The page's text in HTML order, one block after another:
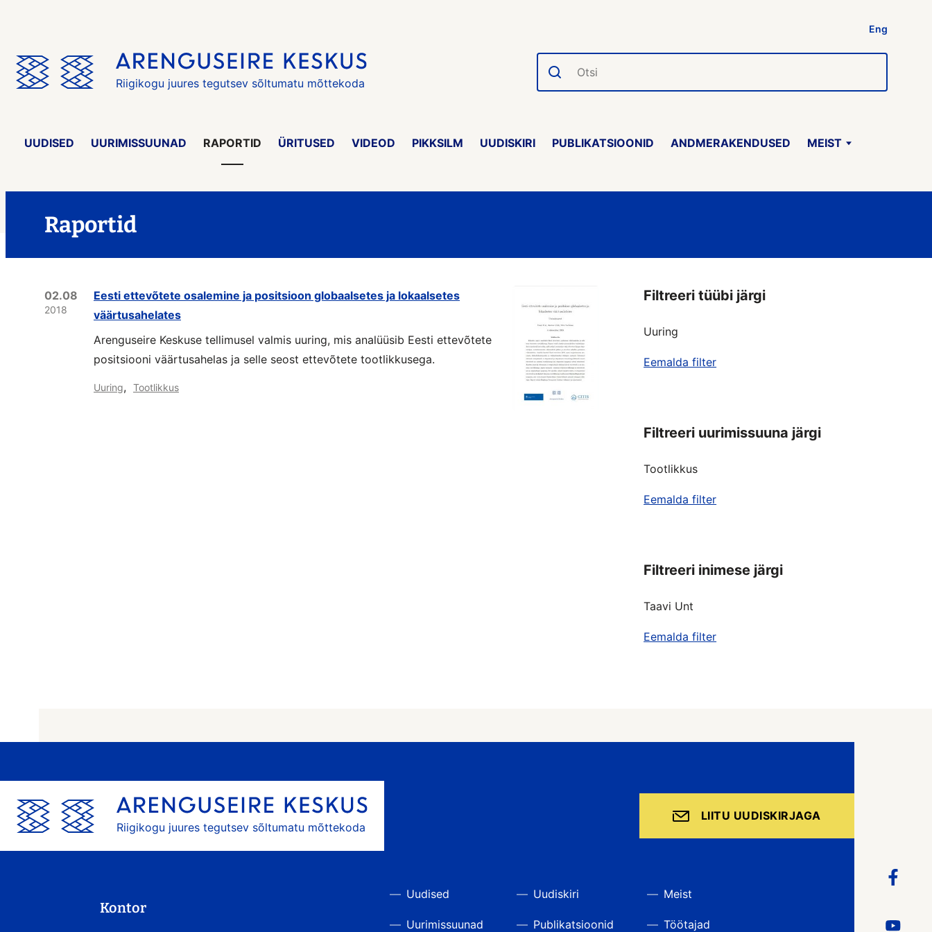
Eng
Riigikogu juures tegutsev sõltumatu mõttekoda
Otsi
UUDISED UURIMISSUUNAD RAPORTID ÜRITUSED VIDEOD PIKKSILM UUDISKIRI PUBLIKATSIOONID ANDMERAKENDUSED MEIST
Raportid
02.08
2018
Eesti ettevõtete osalemine ja positsioon globaalsetes ja lokaalsetes
väärtusahelates
Arenguseire Keskuse tellimusel valmis uuring, mis analüüsib Eesti ettevõtete
positsiooni väärtusahelas ja selle seost ettevõtete tootlikkusega.
Uuring, Tootlikkus
Filtreeri tüübi järgi
Uuring
Eemalda filter
Filtreeri uurimissuuna järgi
Tootlikkus
Eemalda filter
Filtreeri inimese järgi
Taavi Unt
Eemalda filter
Riigikogu juures tegutsev sõltumatu mõttekoda
LIITU UUDISKIRJAGA
Kontor
Uudised
Uurimissuunad
Uudiskiri
Publikatsioonid
Meist
Töötajad